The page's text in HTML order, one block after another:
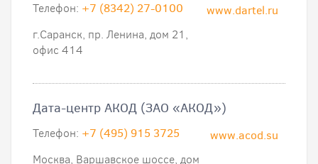
www.dartel.ru
Телефон: +7 (8342) 27-0100
г.Саранск, пр. Ленина, дом 21,
офис 414
Дата-центр АКОД (ЗАО «АКОД»)
www.acod.su
Телефон: +7 (495) 915 3725
Москва, Варшавское шоссе, дом